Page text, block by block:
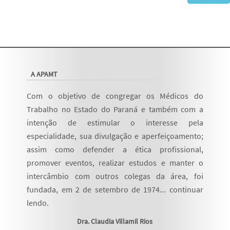
A APAMT
Com o objetivo de congregar os Médicos do
Trabalho no Estado do Paraná e também com a
intenção de estimular o interesse pela
especialidade, sua divulgação e aperfeiçoamento;
assim como defender a ética profissional,
promover eventos, realizar estudos e manter o
intercâmbio com outros colegas da área, foi
fundada, em 2 de setembro de 1974... continuar
lendo.
Dra. Claudia Villamil Rios